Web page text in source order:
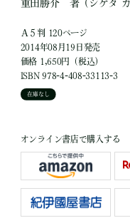
重田勝介 著（シゲタ
Ａ５判 120ページ
2014年08月19日発売
価格 1,650円（税込）
ISBN 978-4-408-33113-3
在庫なし
オンライン書店で購入する